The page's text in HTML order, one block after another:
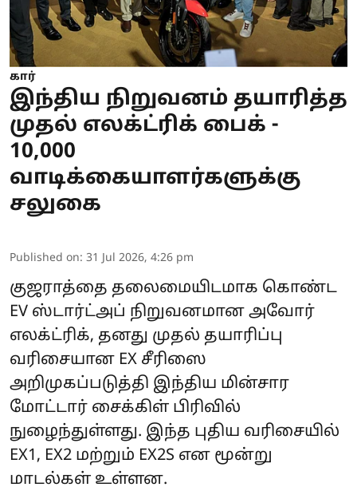
கார்
இந்திய நிறுவனம் தயாரித்த
முதல் எலக்ட்ரிக் பைக் -
10,000
வாடிக்கையாளர்களுக்கு
சலுகை
Published on: 31 Jul 2026, 4:26 pm
குஜராத்தை தலைமையிடமாக கொண்ட
EV ஸ்டார்ட்அப் நிறுவனமான அவோர்
எலக்ட்ரிக், தனது முதல் தயாரிப்பு
வரிசையான EX சீரிஸை
அறிமுகப்படுத்தி இந்திய மின்சார
மோட்டார் சைக்கிள் பிரிவில்
நுழைந்துள்ளது. இந்த புதிய வரிசையில்
EX1, EX2 மற்றும் EX2S என மூன்று
மாடல்கள் உள்ளன.